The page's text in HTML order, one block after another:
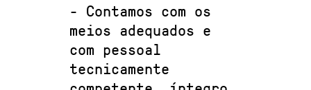
- Contamos com os
meios adequados e
com pessoal
tecnicamente